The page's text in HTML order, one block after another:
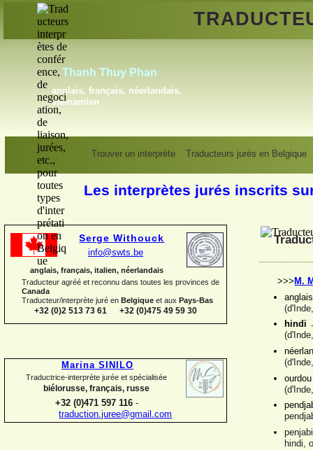
Serge Withouck
info@swts.be
anglais, français, italien, néerlandais
Traducteur agréé et reconnu dans toutes les provinces de
Canada
Traducteur/interprète juré en Belgique et aux Pays-Bas
+32 (0)2 513 73 61 +32 (0)475 49 59 30
Marina SINILO
Traductrice-interprète jurée et spécialisée
biélorusse, français, russe
+32 (0)471 597 116 -
traduction.juree@gmail.com
Gregory Blauwers
français, néerlandais
Trouver un interprète Traducteurs jurés en Belgique
Les interprètes jurés inscrits
>>> M.
hindi
hindi,